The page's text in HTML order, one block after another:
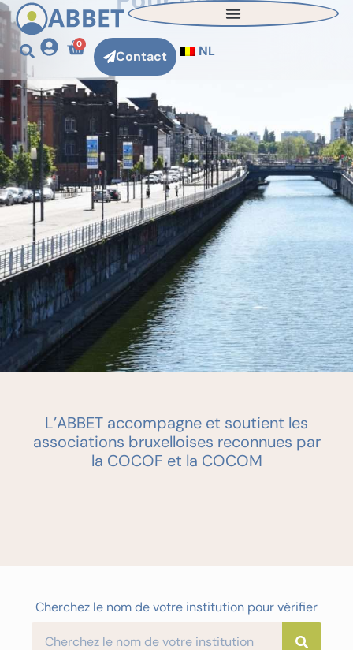
0
Contact NL
L’ABBET accompagne et soutient les
associations bruxelloises reconnues par
la COCOF et la COCOM
Cherchez le nom de votre institution pour vérifier